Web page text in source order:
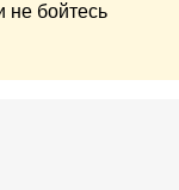
не бойтесь